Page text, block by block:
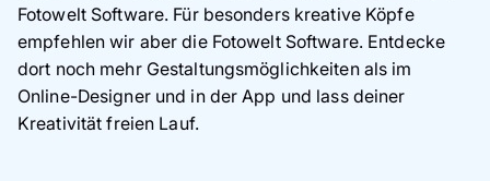
Fotowelt Software. Für besonders kreative Köpfe
empfehlen wir aber die Fotowelt Software. Entdecke
dort noch mehr Gestaltungsmöglichkeiten als im
Online-Designer und in der App und lass deiner
Kreativität freien Lauf.